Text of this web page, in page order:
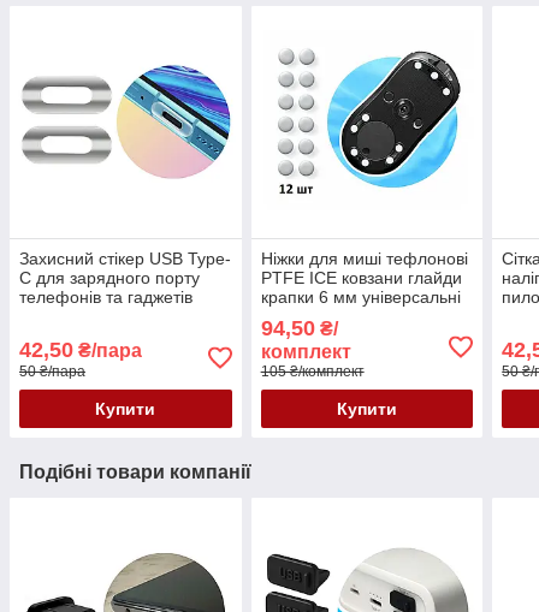
Захисний стікер USB Type-
C для зарядного порту
телефонів та гаджетів
42,50 ₴/пара
50 ₴/пара
Купити
Ніжки для миші тефлонові
PTFE ICE ковзани глайди
крапки 6 мм універсальні
94,50₴/
комплект
105 ₴/комплект
Купити
50 ₴/
Подібні товари компанії